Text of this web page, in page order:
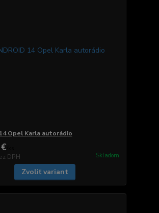
Opel Karla autorádio
DPH Skladom
Zvoliť variant